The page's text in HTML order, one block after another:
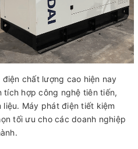
chất lượng cao hiện nay
tích hợp công nghệ tiên tiến,
liệu. Máy phát điện tiết kiệm
tối ưu cho các doanh nghiệp